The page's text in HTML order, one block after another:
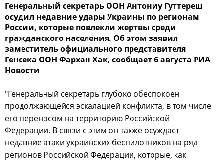
Генеральный секретарь ООН Антониу Гуттереш
осудил недавние удары Украины по регионам
России, которые повлекли жертвы среди
гражданского населения. Об этом заявил
заместитель официального представителя
Генсека ООН Фархан Хак, сообщает 6 августа РИА
Новости
"Генеральный секретарь глубоко обеспокоен
продолжающейся эскалацией конфликта, в том числе
его переносом на территорию Российской
Федерации. В связи с этим он также осуждает
недавние атаки украинских беспилотников на ряд
регионов Российской Федерации, которые, как